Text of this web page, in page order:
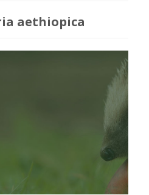
aethiopica